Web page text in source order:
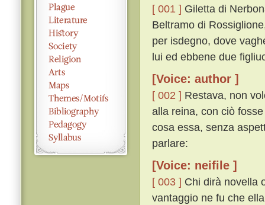
[ 001 ] Giletta di
Beltramo di
per isdegno, dove
lui ed ebbene due
[Voice: author ]
[ 002 ] Restava, non
alla reina, con ciò
cosa essa, senza
parlare:
[Voice: neifile ]
[ 003 ] Chi dirà novella
vantaggio ne fu che